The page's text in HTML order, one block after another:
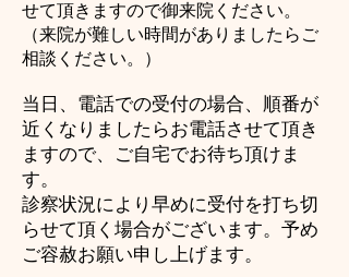
せて頂きますので御来院ください。
（来院が難しい時間がありましたらご
相談ください。）
当日、電話での受付の場合、順番が
近くなりましたらお電話させて頂き
ますので、ご自宅でお待ち頂けま
す。
診察状況により早めに受付を打ち切
らせて頂く場合がございます。予め
ご容赦お願い申し上げます。